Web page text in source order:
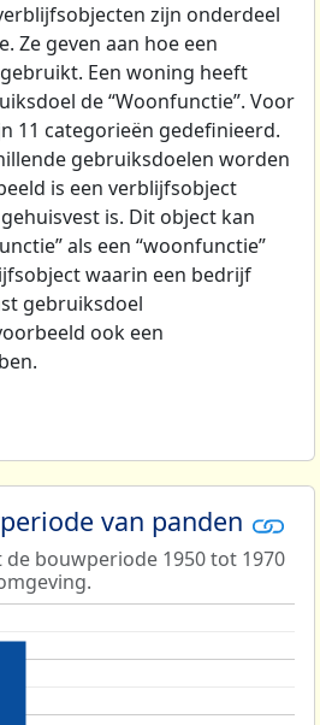
zijn onderdeel
Ze geven aan hoe een
Een woning heeft
de “Woonfunctie”. Voor
11 categorieën gedefinieerd.
gebruiksdoelen worden
is een verblijfsobject
is. Dit object kan
als een “woonfunctie”
waarin een bedrijf
gebruiksdoel
ook een
van panden
de bouwperiode 1950 tot 1970